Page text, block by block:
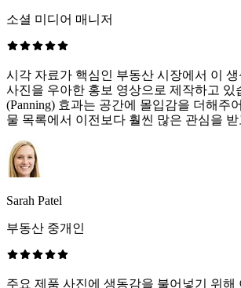
소셜 미디어 매니저
시각 자료가 핵심인 부동산 시장에서 이
사진을 우아한 홍보 영상으로 제작하고 있
(Panning) 효과는 공간에 몰입감을 더해주
물 목록에서 이전보다 훨씬 많은 관심을
Sarah Patel
부동산 중개인
주요 제품 사진에 생동감을 불어넣기 위해